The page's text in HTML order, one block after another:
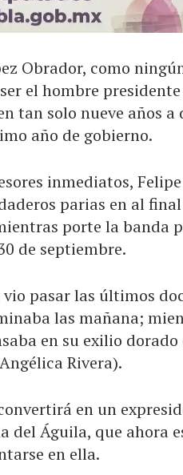
Obrador, como
el hombre
tan solo nueve años
año de gobierno.
inmediatos,
parias en al
porte la banda
de septiembre.
pasar las últimos
las mañana;
en su exilio
Rivera).
en un
del Águila, que ahora
en ella.